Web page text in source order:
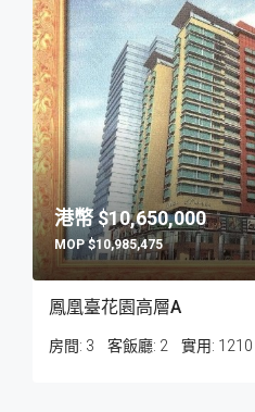
$10,650,000
$10,985,475
鳳凰臺花園高層A
房間: 3 客飯廳: 2 1210